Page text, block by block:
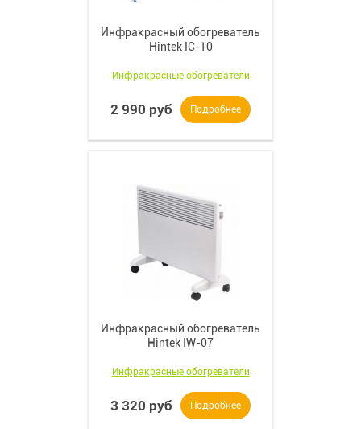
Инфракрасный обогреватель
Hintek IC-10
Инфракрасные обогреватели
2 990 руб Подробнее
Инфракрасный обогреватель
Hintek IW-07
Инфракрасные обогреватели
3 320 руб Подробнее